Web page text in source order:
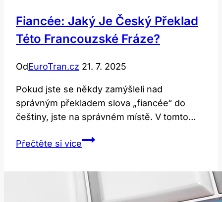
Fiancée: Jaký Je Český Překlad
Této Francouzské Fráze?
OdEuroTran.cz 21. 7. 2025
Pokud jste se někdy zamýšleli nad
správným překladem slova „fiancée“ do
češtiny, jste na správném místě. V tomto…
Přečtěte si víceFiancée:
Český
Překlad